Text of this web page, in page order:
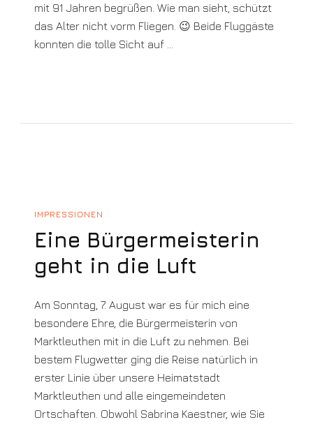
mit 91 Jahren begrüßen. Wie man sieht, schützt
das Alter nicht vorm Fliegen. 😉 Beide Fluggäste
konnten die tolle Sicht auf …
IMPRESSIONEN
Eine Bürgermeisterin
geht in die Luft
Am Sonntag, 7. August war es für mich eine
besondere Ehre, die Bürgermeisterin von
Marktleuthen mit in die Luft zu nehmen. Bei
bestem Flugwetter ging die Reise natürlich in
erster Linie über unsere Heimatstadt
Marktleuthen und alle eingemeindeten
Ortschaften. Obwohl Sabrina Kaestner, wie Sie